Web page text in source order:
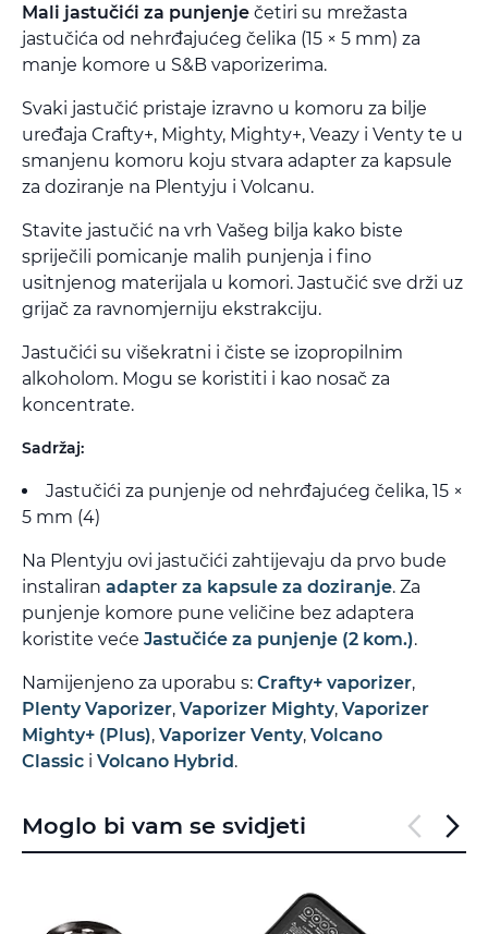
Mali jastučići za punjenje četiri su mrežasta
jastučića od nehrđajućeg čelika (15 × 5 mm) za
manje komore u S&B vaporizerima.
Svaki jastučić pristaje izravno u komoru za bilje
uređaja Crafty+, Mighty, Mighty+, Veazy i Venty te u
smanjenu komoru koju stvara adapter za kapsule
za doziranje na Plentyju i Volcanu.
Stavite jastučić na vrh Vašeg bilja kako biste
spriječili pomicanje malih punjenja i fino
usitnjenog materijala u komori. Jastučić sve drži uz
grijač za ravnomjerniju ekstrakciju.
Jastučići su višekratni i čiste se izopropilnim
alkoholom. Mogu se koristiti i kao nosač za
koncentrate.
Sadržaj:
Jastučići za punjenje od nehrđajućeg čelika, 15 ×
5 mm (4)
Na Plentyju ovi jastučići zahtijevaju da prvo bude
instaliran adapter za kapsule za doziranje. Za
punjenje komore pune veličine bez adaptera
koristite veće Jastučiće za punjenje (2 kom.).
Namijenjeno za uporabu s: Crafty+ vaporizer,
Plenty Vaporizer, Vaporizer Mighty, Vaporizer
Mighty+ (Plus), Vaporizer Venty, Volcano
Classic i Volcano Hybrid.
Moglo bi vam se svidjeti